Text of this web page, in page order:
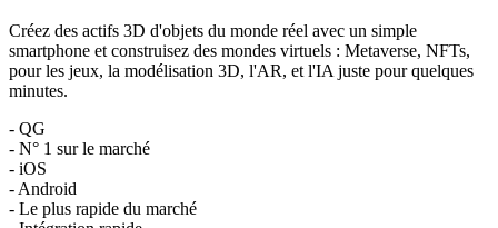
Créez des actifs 3D d'objets du monde réel avec un simple
smartphone et construisez des mondes virtuels : Metaverse, NFTs,
pour les jeux, la modélisation 3D, l'AR, et l'IA juste pour quelques
minutes.
- QG
- N° 1 sur le marché
- iOS
- Android
- Le plus rapide du marché